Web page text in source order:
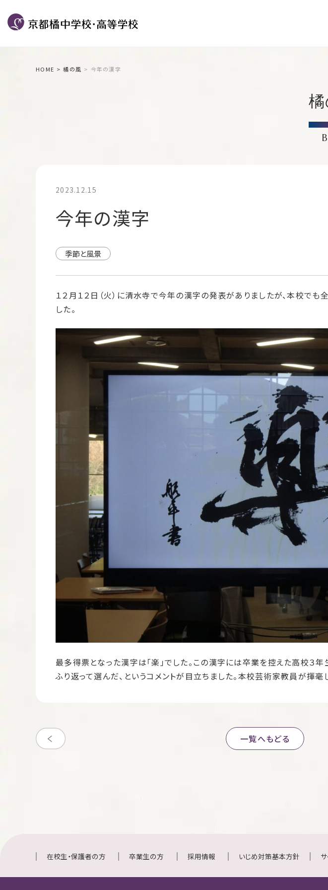
HOME 橘の風 今年の漢字
2023.12.15
今年の漢字
季節と風景
１２月１２日（火）に清水寺で今年の漢字の発表がありましたが、本校で
した。
最多得票となった漢字は「楽」でした。この漢字には卒業を控えた高校３
ふり返って選んだ、というコメントが目立ちました。本校芸術家教員が揮毫
一覧へもどる
在校生・保護者の方 卒業生の方 採用情報 いじめ対策基本方針